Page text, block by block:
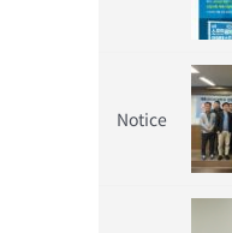
Notice